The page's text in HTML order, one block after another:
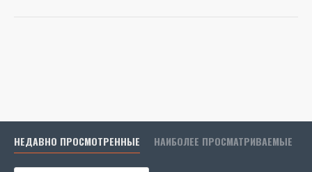
НЕДАВНО ПРОСМОТРЕННЫЕ НАИБОЛЕЕ ПРОСМАТРИВАЕМЫЕ